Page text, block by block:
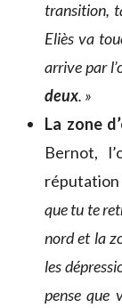
transition,
Eliès va
arrive par
deux. »
La zone
Bernot,
que tu te
nord et la
les
pense que